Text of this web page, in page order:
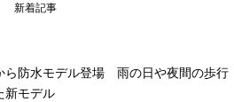
新着記事
ら防水モデル登場 雨の日や夜間の歩行
新モデル